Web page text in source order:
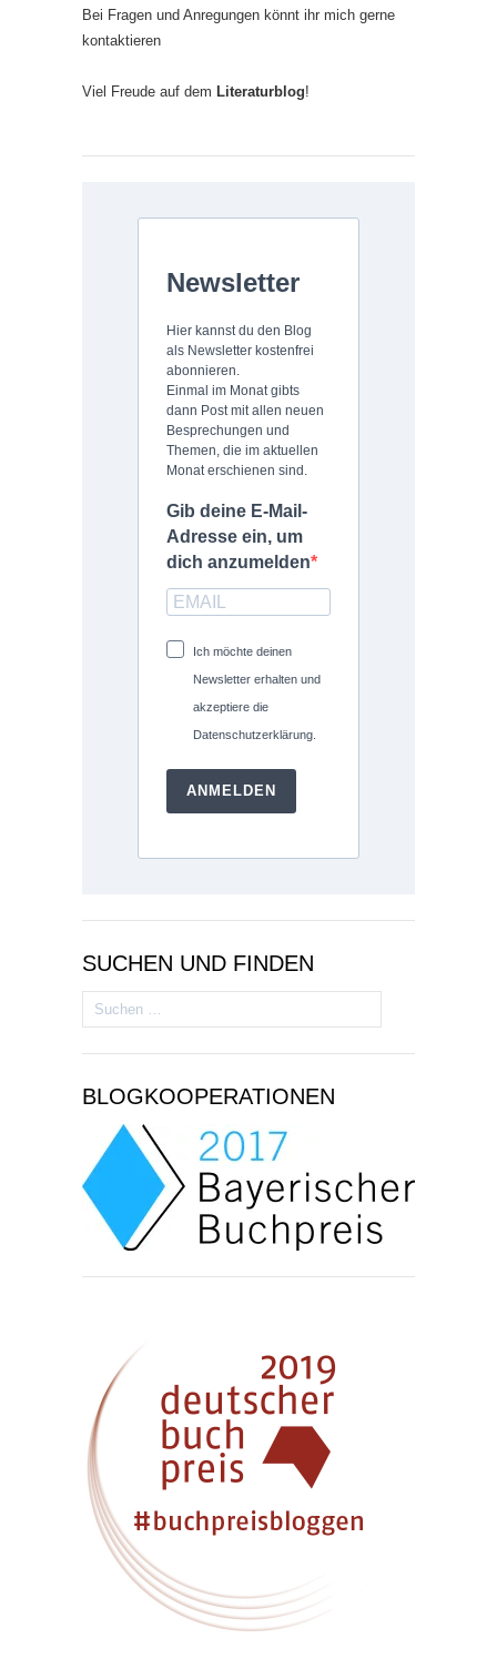
Bei Fragen und Anregungen könnt ihr mich gerne
kontaktieren
Viel Freude auf dem Literaturblog!
Newsletter
Hier kannst du den Blog
als Newsletter kostenfrei
abonnieren.
Einmal im Monat gibts
dann Post mit allen neuen
Besprechungen und
Themen, die im aktuellen
Monat erschienen sind.
Gib deine E-Mail-
Adresse ein, um
dich anzumelden
Ich möchte deinen
Newsletter erhalten und
akzeptiere die
Datenschutzerklärung.
ANMELDEN
SUCHEN UND FINDEN
Suchen
nach:
BLOGKOOPERATIONEN